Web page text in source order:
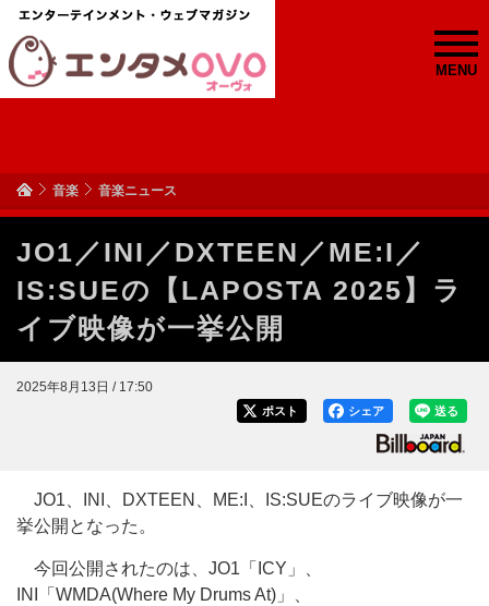
MENU
音楽 音楽ニュース
JO1／INI／DXTEEN／ME:I／
IS:SUEの【LAPOSTA 2025】ラ
イブ映像が一挙公開
2025年8月13日 / 17:50
送る
シェア
ポスト
JO1、INI、DXTEEN、ME:I、IS:SUEのライブ映像が一
挙公開となった。
今回公開されたのは、JO1「ICY」、
INI「WMDA(Where My Drums At)」、